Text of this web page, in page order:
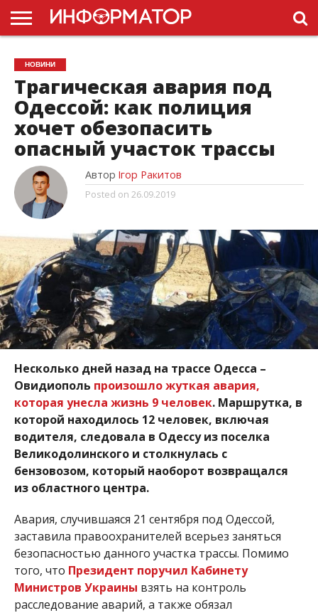
ГОЛОВНА
НОВИНИ
ПДР
УКРАЇНИ
РЕКЛАМА
ПРОЕКТЫ
НОВИНИ
Трагическая авария под
Одессой: как полиция
хочет обезопасить
опасный участок трассы
Автор Ігор Ракитов
Posted on 26.09.2019
Несколько дней назад на трассе Одесса –
Овидиополь произошло жуткая авария,
которая унесла жизнь 9 человек. Маршрутка, в
которой находилось 12 человек, включая
водителя, следовала в Одессу из поселка
Великодолинского и столкнулась с
бензовозом, который наоборот возвращался
из областного центра.
Авария, случившаяся 21 сентября под Одессой,
заставила правоохранителей всерьез заняться
безопасностью данного участка трассы. Помимо
того, что Президент поручил Кабинету
Министров Украины взять на контроль
расследование аварий, а также обязал